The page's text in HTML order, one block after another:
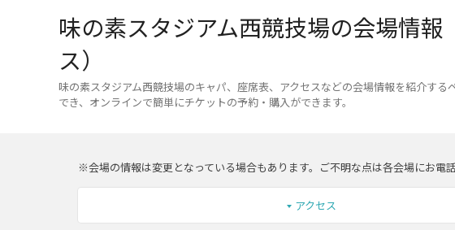
味の素スタジアム西競技場の会場情
ス）
味の素スタジアム西競技場のキャパ、座席表、アクセスなどの会場情報を紹介す
でき、オンラインで簡単にチケットの予約・購入ができます。
※会場の情報は変更となっている場合もあります。ご不明な点は各会場にお電
アクセス